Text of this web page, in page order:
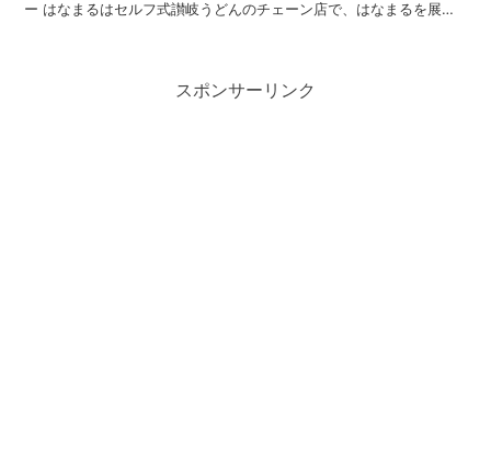
ー はなまるはセルフ式讃岐うどんのチェーン店で、はなまるを展開
スポンサーリンク